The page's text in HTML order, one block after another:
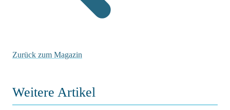
Zurück zum Magazin
Weitere Artikel